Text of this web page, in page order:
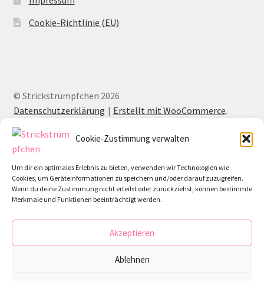
Cookie-Zustimmung verwalten
Um dir ein optimales Erlebnis zu bieten, verwenden wir Technologien wie
Cookies, um Geräteinformationen zu speichern und/oder darauf zuzugreifen.
Wenn du deine Zustimmung nicht erteilst oder zurückziehst, können bestimmte
Merkmale und Funktionen beeinträchtigt werden.
Akzeptieren
Ablehnen
Cookie-Richtlinie (EU)
© Strickstrümpfchen 2026
Datenschutzerklärung
Erstellt mit WooCommerce.